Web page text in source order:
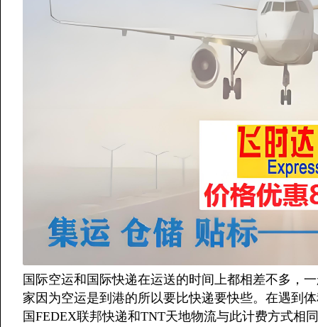
国际空运和国际快递在运送的时间上都相差不多，
家因为空运是到港的所以要比快递要快些。在遇到
国FEDEX联邦快递和TNT天地物流与此计费方式相